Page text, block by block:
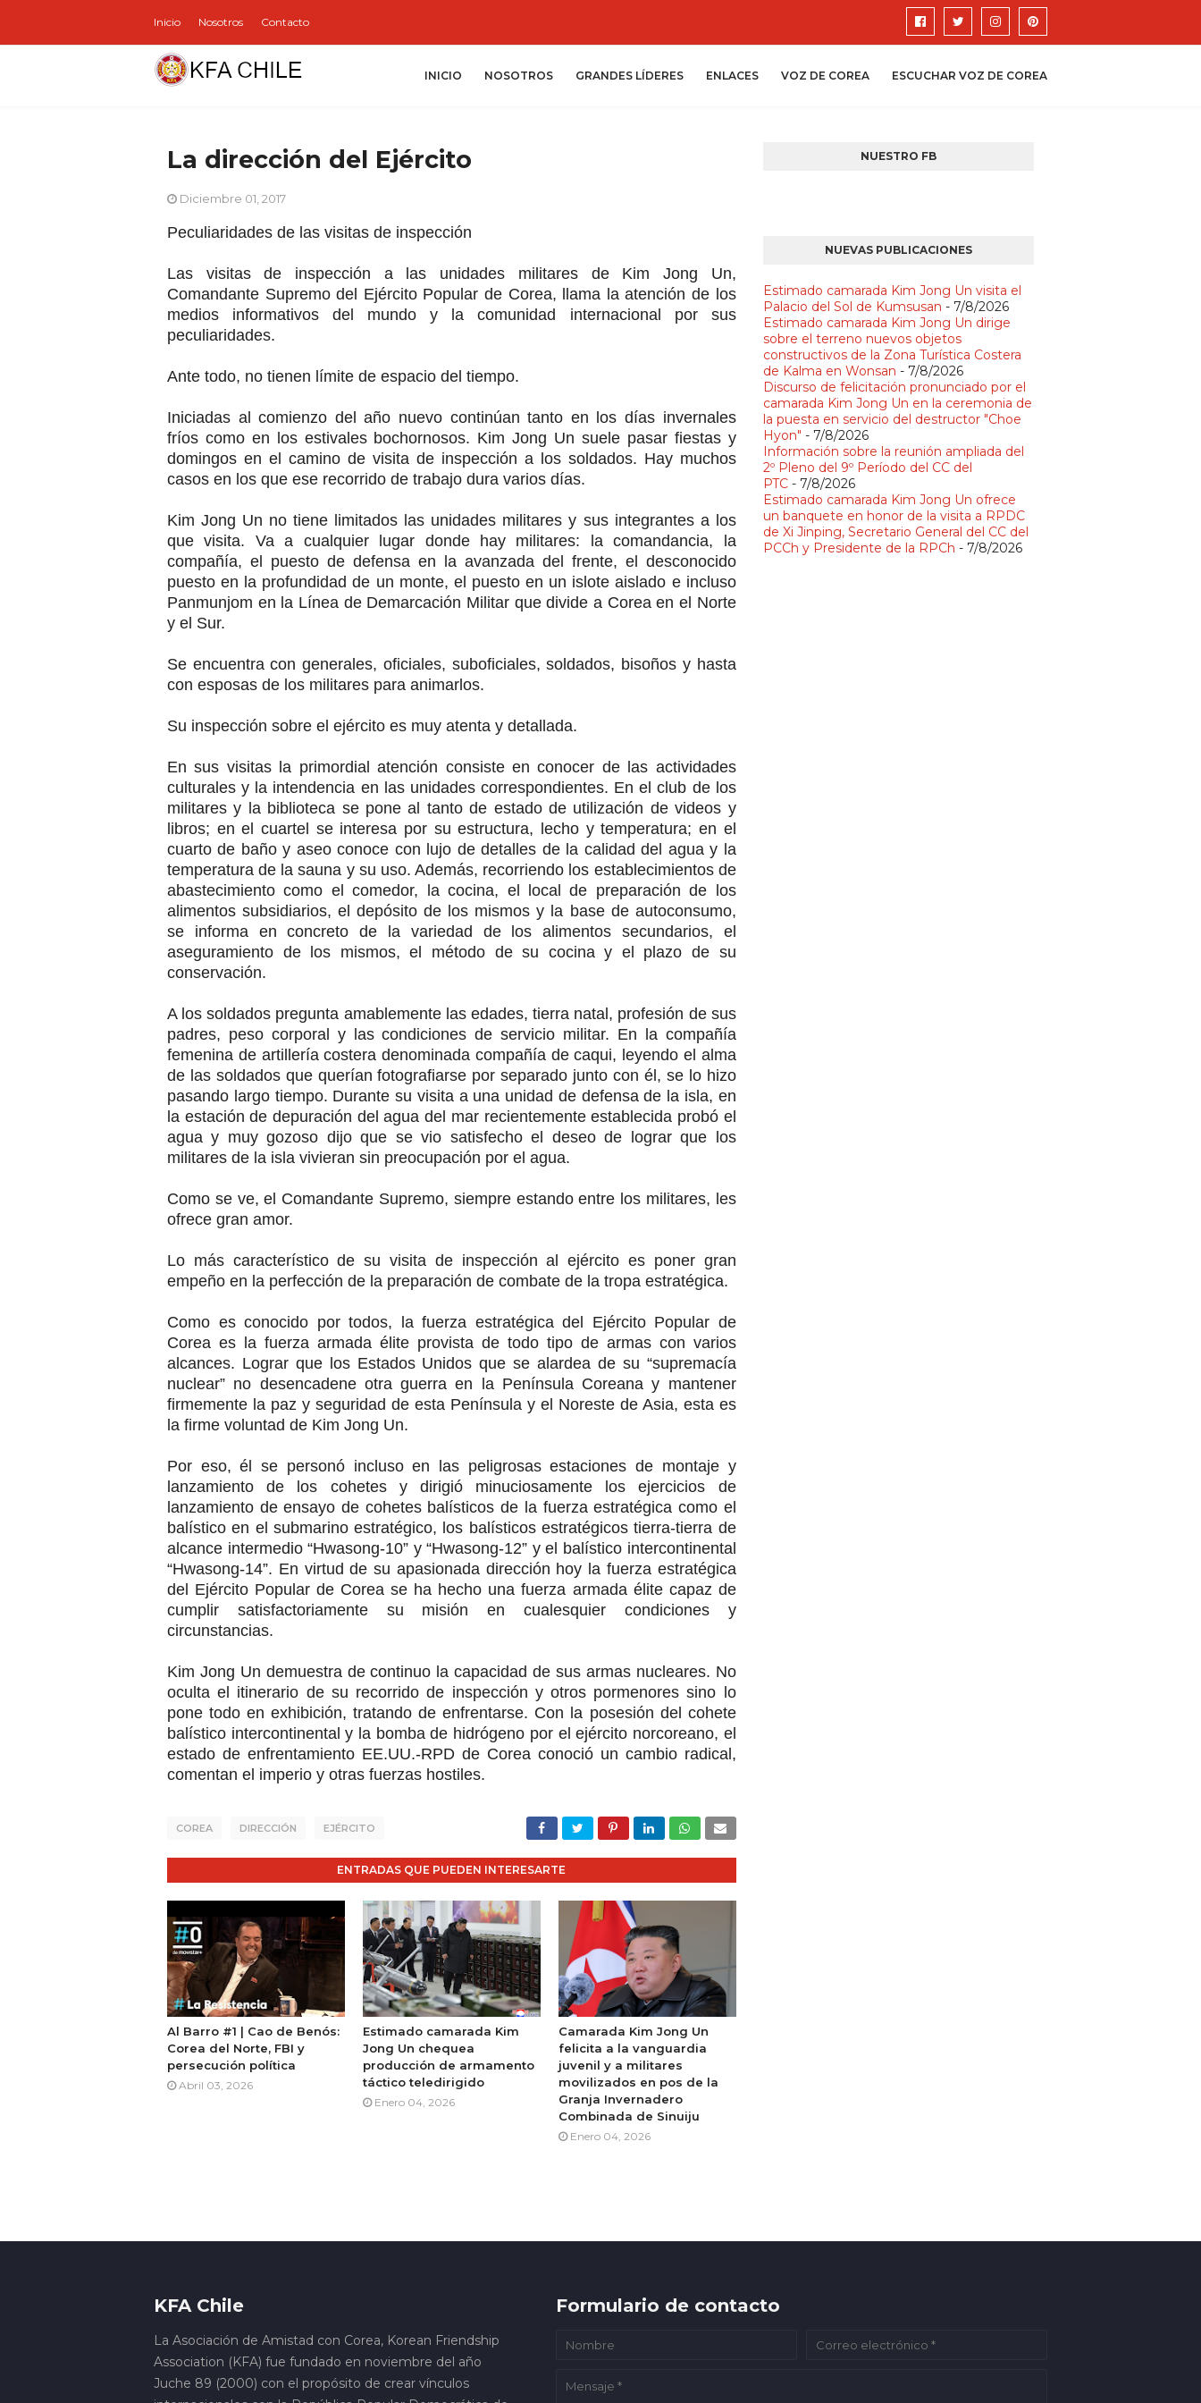
Inicio Nosotros Contacto
INICIO NOSOTROS GRANDES LÍDERES ENLACES VOZ DE COREA ESCUCHAR VOZ DE COREA
La dirección del Ejército
Diciembre 01, 2017
Peculiaridades de las visitas de inspección
Las visitas de inspección a las unidades militares de Kim Jong Un,
Comandante Supremo del Ejército Popular de Corea, llama la atención de los
medios informativos del mundo y la comunidad internacional por sus
peculiaridades.
Ante todo, no tienen límite de espacio del tiempo.
Iniciadas al comienzo del año nuevo continúan tanto en los días invernales
fríos como en los estivales bochornosos. Kim Jong Un suele pasar fiestas y
domingos en el camino de visita de inspección a los soldados. Hay muchos
casos en los que ese recorrido de trabajo dura varios días.
Kim Jong Un no tiene limitados las unidades militares y sus integrantes a los
que visita. Va a cualquier lugar donde hay militares: la comandancia, la
compañía, el puesto de defensa en la avanzada del frente, el desconocido
puesto en la profundidad de un monte, el puesto en un islote aislado e incluso
Panmunjom en la Línea de Demarcación Militar que divide a Corea en el Norte
y el Sur.
Se encuentra con generales, oficiales, suboficiales, soldados, bisoños y hasta
con esposas de los militares para animarlos.
Su inspección sobre el ejército es muy atenta y detallada.
En sus visitas la primordial atención consiste en conocer de las actividades
culturales y la intendencia en las unidades correspondientes. En el club de los
militares y la biblioteca se pone al tanto de estado de utilización de videos y
libros; en el cuartel se interesa por su estructura, lecho y temperatura; en el
cuarto de baño y aseo conoce con lujo de detalles de la calidad del agua y la
temperatura de la sauna y su uso. Además, recorriendo los establecimientos de
abastecimiento como el comedor, la cocina, el local de preparación de los
alimentos subsidiarios, el depósito de los mismos y la base de autoconsumo,
se informa en concreto de la variedad de los alimentos secundarios, el
aseguramiento de los mismos, el método de su cocina y el plazo de su
conservación.
A los soldados pregunta amablemente las edades, tierra natal, profesión de sus
padres, peso corporal y las condiciones de servicio militar. En la compañía
femenina de artillería costera denominada compañía de caqui, leyendo el alma
de las soldados que querían fotografiarse por separado junto con él, se lo hizo
pasando largo tiempo. Durante su visita a una unidad de defensa de la isla, en
la estación de depuración del agua del mar recientemente establecida probó el
agua y muy gozoso dijo que se vio satisfecho el deseo de lograr que los
militares de la isla vivieran sin preocupación por el agua.
Como se ve, el Comandante Supremo, siempre estando entre los militares, les
ofrece gran amor.
Lo más característico de su visita de inspección al ejército es poner gran
empeño en la perfección de la preparación de combate de la tropa estratégica.
Como es conocido por todos, la fuerza estratégica del Ejército Popular de
Corea es la fuerza armada élite provista de todo tipo de armas con varios
alcances. Lograr que los Estados Unidos que se alardea de su “supremacía
nuclear” no desencadene otra guerra en la Península Coreana y mantener
firmemente la paz y seguridad de esta Península y el Noreste de Asia, esta es
la firme voluntad de Kim Jong Un.
Por eso, él se personó incluso en las peligrosas estaciones de montaje y
lanzamiento de los cohetes y dirigió minuciosamente los ejercicios de
lanzamiento de ensayo de cohetes balísticos de la fuerza estratégica como el
balístico en el submarino estratégico, los balísticos estratégicos tierra-tierra de
alcance intermedio “Hwasong-10” y “Hwasong-12” y el balístico intercontinental
“Hwasong-14”. En virtud de su apasionada dirección hoy la fuerza estratégica
del Ejército Popular de Corea se ha hecho una fuerza armada élite capaz de
cumplir satisfactoriamente su misión en cualesquier condiciones y
circunstancias.
Kim Jong Un demuestra de continuo la capacidad de sus armas nucleares. No
oculta el itinerario de su recorrido de inspección y otros pormenores sino lo
pone todo en exhibición, tratando de enfrentarse. Con la posesión del cohete
balístico intercontinental y la bomba de hidrógeno por el ejército norcoreano, el
estado de enfrentamiento EE.UU.-RPD de Corea conoció un cambio radical,
comentan el imperio y otras fuerzas hostiles.
COREA DIRECCIÓN EJÉRCITO
ENTRADAS QUE PUEDEN INTERESARTE
Al Barro #1 | Cao de Benós:
Corea del Norte, FBI y
persecución política
Abril 03, 2026
Estimado camarada Kim
Jong Un chequea
producción de armamento
táctico teledirigido
Enero 04, 2026
Camarada Kim Jong Un
felicita a la vanguardia
juvenil y a militares
movilizados en pos de la
Granja Invernadero
Combinada de Sinuiju
Enero 04, 2026
NUESTRO FB
NUEVAS PUBLICACIONES
Estimado camarada Kim Jong Un visita el
Palacio del Sol de Kumsusan - 7/8/2026
Estimado camarada Kim Jong Un dirige
sobre el terreno nuevos objetos
constructivos de la Zona Turística Costera
de Kalma en Wonsan - 7/8/2026
Discurso de felicitación pronunciado por el
camarada Kim Jong Un en la ceremonia de
la puesta en servicio del destructor "Choe
Hyon" - 7/8/2026
Información sobre la reunión ampliada del
2º Pleno del 9º Período del CC del
PTC- 7/8/2026
Estimado camarada Kim Jong Un ofrece
un banquete en honor de la visita a RPDC
de Xi Jinping, Secretario General del CC del
PCCh y Presidente de la RPCh - 7/8/2026
KFA Chile
La Asociación de Amistad con Corea, Korean Friendship
Association (KFA) fue fundado en noviembre del año
Juche 89 (2000) con el propósito de crear vínculos
Formulario de contacto